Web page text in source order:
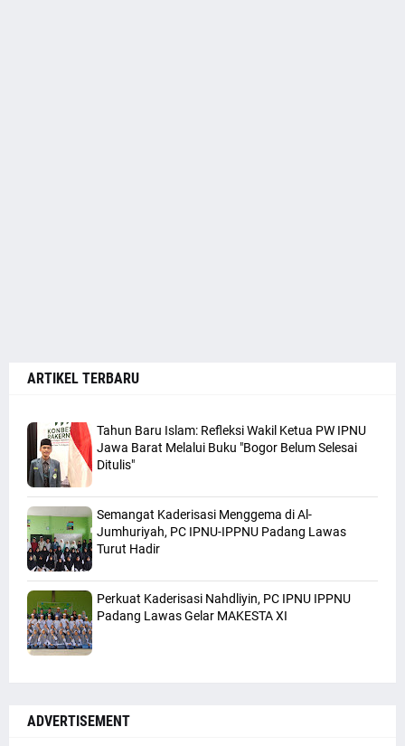
ARTIKEL TERBARU
Tahun Baru Islam: Refleksi Wakil Ketua PW IPNU
Jawa Barat Melalui Buku "Bogor Belum Selesai
Ditulis"
Semangat Kaderisasi Menggema di Al-
Jumhuriyah, PC IPNU-IPPNU Padang Lawas
Turut Hadir
Perkuat Kaderisasi Nahdliyin, PC IPNU IPPNU
Padang Lawas Gelar MAKESTA XI
ADVERTISEMENT